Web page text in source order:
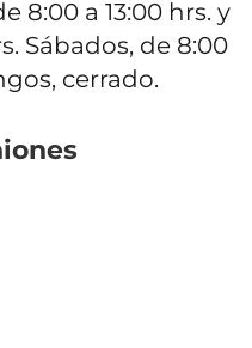
8:00 a 13:00 hrs. y
Sábados, de 8:00
cerrado.